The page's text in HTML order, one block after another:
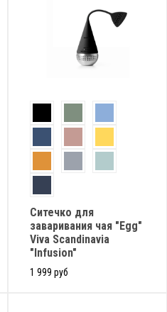
Cитечко для
заваривания чая "Egg"
Viva Scandinavia
"Infusion"
1 999 руб